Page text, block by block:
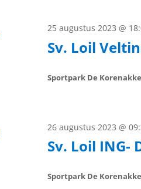
25 augustus 2023 @
Sv. Loil
Sportpark De
26 augustus 2023 @
Sv. Loil
Sportpark De